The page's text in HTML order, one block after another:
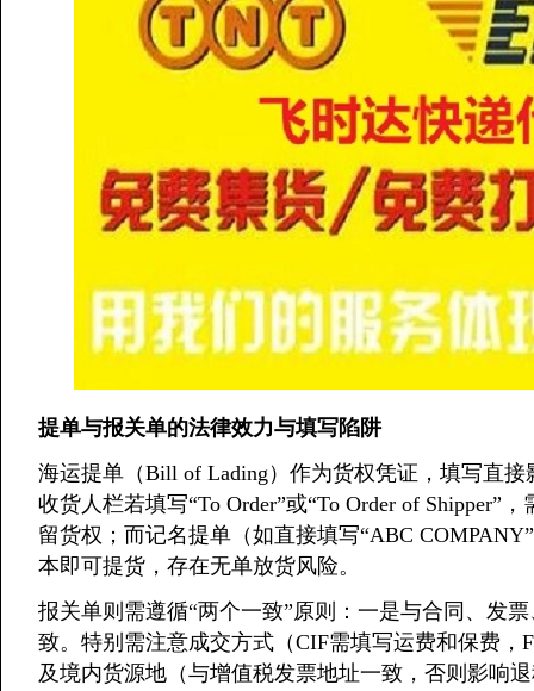
提单与报关单的法律效力与填写陷阱
海运提单（Bill of Lading）作为货权凭证，填写直
收货人栏若填写“To Order”或“To Order of Shipper”
留货权；而记名提单（如直接填写“ABC
本即可提货，存在无单放货风险。
报关单则需遵循“两个一致”原则：一是与合同、发
致。特别需注意成交方式（CIF需填写运费和保费
及境内货源地（与增值税发票地址一致，否则影响